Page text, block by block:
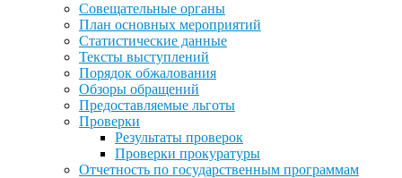
Совещательные органы
План основных мероприятий
Статистические данные
Тексты выступлений
Порядок обжалования
Обзоры обращений
Предоставляемые льготы
Проверки
Результаты проверок
Проверки прокуратуры
Отчетность по государственным программам